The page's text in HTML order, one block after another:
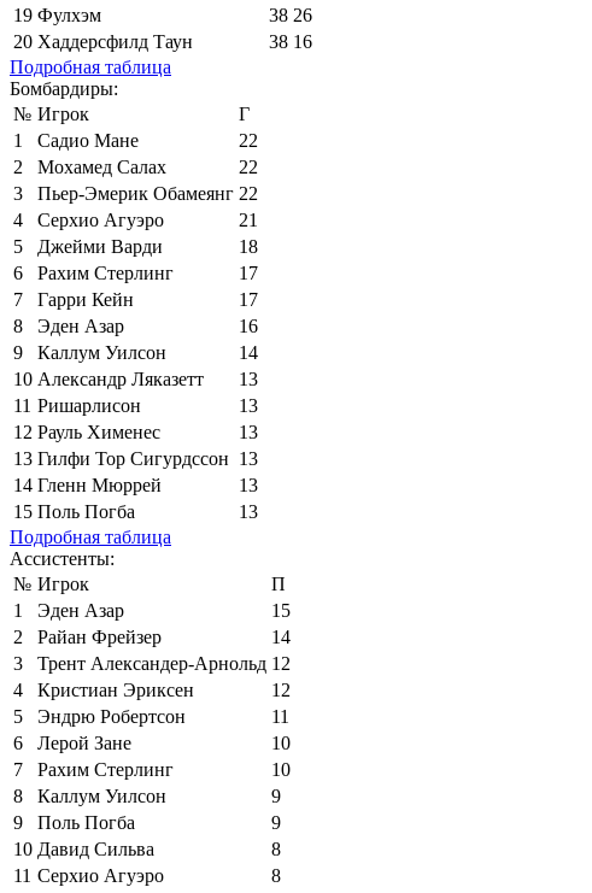
19 Фулхэм 38 26
20 Хаддерсфилд Таун 38 16
Подробная таблица
Бомбардиры:
№ Игрок
Г
1
Садио Мане
22
2
Мохамед Салах
22
3
Пьер-Эмерик Обамеянг 22
4
Серхио Агуэро
21
5
Джейми Варди
18
6
Рахим Стерлинг
17
7
Гарри Кейн
17
8
Эден Азар
16
9
Каллум Уилсон
14
10 Александр Ляказетт
13
11 Ришарлисон
13
12 Рауль Хименес
13
13 Гилфи Тор Сигурдссон 13
14 Гленн Мюррей
13
15 Поль Погба
13
Подробная таблица
Ассистенты:
№ Игрок
П
1
Эден Азар
15
2
Райан Фрейзер
14
3
Трент Александер-Арнольд 12
4
Кристиан Эриксен
12
5
Эндрю Робертсон
11
6
Лерой Зане
10
7
Рахим Стерлинг
10
8
Каллум Уилсон
9
9
Поль Погба
9
10 Давид Сильва
8
11 Серхио Агуэро
8